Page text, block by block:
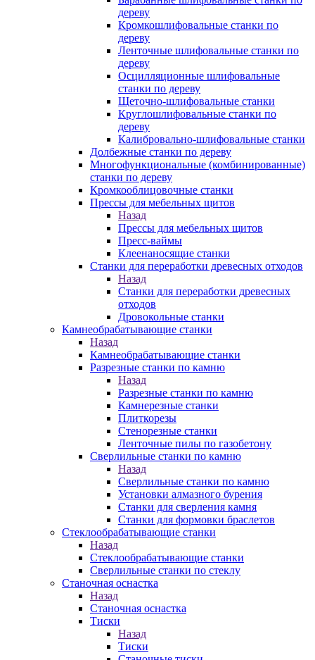
дереву
Кромкошлифовальные станки по
дереву
Ленточные шлифовальные станки по
дереву
Осцилляционные шлифовальные
станки по дереву
Щеточно-шлифовальные станки
Круглошлифовальные станки по
дереву
Калибровально-шлифовальные станки
Долбежные станки по дереву
Многофункциональные (комбинированные)
станки по дереву
Кромкооблицовочные станки
Прессы для мебельных щитов
Назад
Прессы для мебельных щитов
Пресс-ваймы
Клеенаносящие станки
Станки для переработки древесных отходов
Назад
Станки для переработки древесных
отходов
Дровокольные станки
Камнеобрабатывающие станки
Назад
Камнеобрабатывающие станки
Разрезные станки по камню
Назад
Разрезные станки по камню
Камнерезные станки
Плиткорезы
Стенорезные станки
Ленточные пилы по газобетону
Сверлильные станки по камню
Назад
Сверлильные станки по камню
Установки алмазного бурения
Станки для сверления камня
Станки для формовки браслетов
Стеклообрабатывающие станки
Назад
Стеклообрабатывающие станки
Сверлильные станки по стеклу
Станочная оснастка
Назад
Станочная оснастка
Тиски
Назад
Тиски